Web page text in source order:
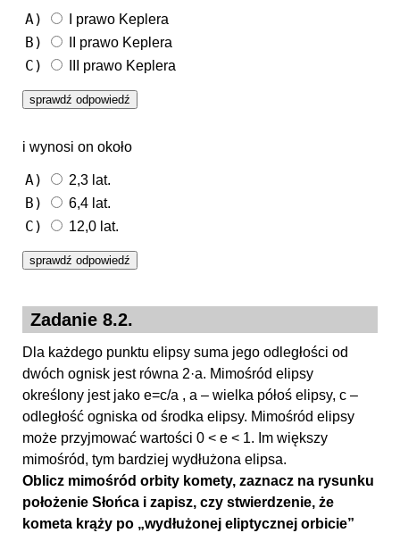
A) I prawo Keplera
B) II prawo Keplera
C) III prawo Keplera
i wynosi on około
A) 2,3 lat.
B) 6,4 lat.
C) 12,0 lat.
Zadanie 8.2.
Dla każdego punktu elipsy suma jego odległości od
dwóch ognisk jest równa 2·a. Mimośród elipsy
określony jest jako e=c/a , a – wielka półoś elipsy, c –
odległość ogniska od środka elipsy. Mimośród elipsy
może przyjmować wartości 0 < e < 1. Im większy
mimośród, tym bardziej wydłużona elipsa.
Oblicz mimośród orbity komety, zaznacz na rysunku
położenie Słońca i zapisz, czy stwierdzenie, że
kometa krąży po „wydłużonej eliptycznej orbicie”